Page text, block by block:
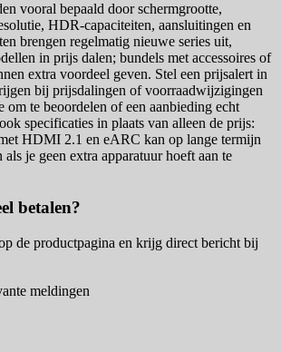
vooral bepaald door schermgrootte,
HDR‑capaciteiten, aansluitingen en
brengen regelmatig nieuwe series uit,
in prijs dalen; bundels met accessoires of
extra voordeel geven. Stel een prijsalert in
bij prijsdalingen of voorraadwijzigingen
te beoordelen of een aanbieding echt
specificaties in plaats van alleen de prijs:
HDMI 2.1 en eARC kan op lange termijn
je geen extra apparatuur hoeft aan te
betalen?
de productpagina en krijg direct bericht bij
meldingen